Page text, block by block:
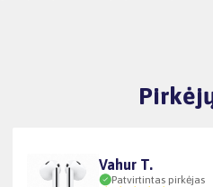
Vahur T.
Patvirtintas pirkėjas